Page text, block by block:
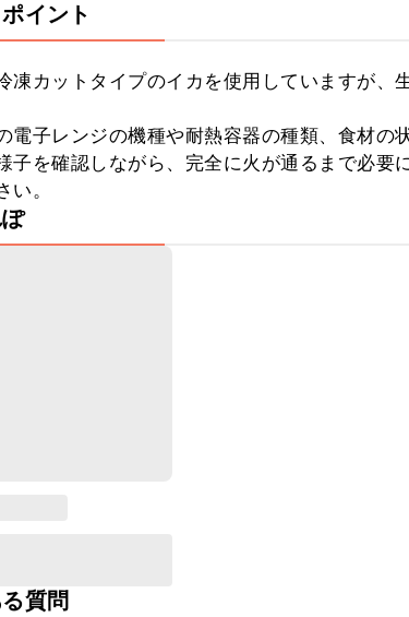
イント
凍カットタイプのイカを使用していますが、
電子レンジの機種や耐熱容器の種類、食材の
子を確認しながら、完全に火が通るまで必要
い。
質問